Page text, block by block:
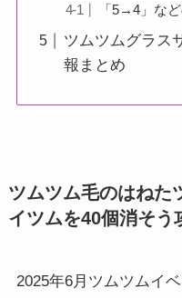
「5→4」な
ツムツムグラス
報まとめ
ツムツム毛のはねた
イツムを40個消そう
2025年6月ツムツムイ